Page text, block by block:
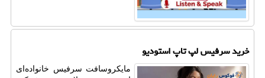
خرید سرفیس لپ تاپ استودیو
مایکروسافت سرفیس خانواده‌ای